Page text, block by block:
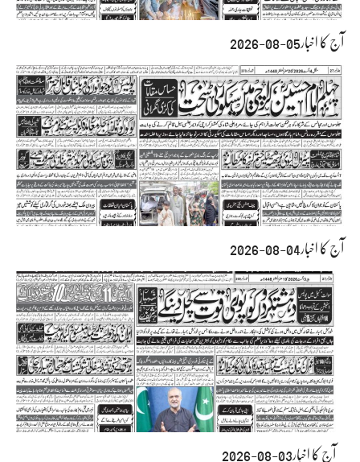
آج کا اخبار05-08-2026
آج کا اخبار04-08-2026
آج کا اخبار03-08-2026